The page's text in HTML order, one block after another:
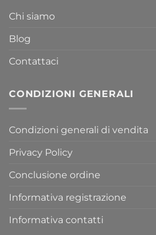
Chi siamo
Blog
Contattaci
CONDIZIONI GENERALI
Condizioni generali di vendita
Privacy Policy
Conclusione ordine
Informativa registrazione
Informativa contatti